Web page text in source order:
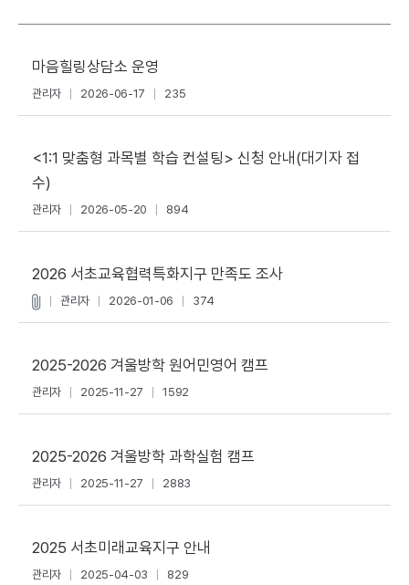
마음힐링상담소 운영
관리자 2026-06-17 235
<1:1 맞춤형 과목별 학습 컨설팅> 신청 안내(대기자 접
수)
관리자 2026-05-20 894
2026 서초교육협력특화지구 만족도 조사
관리자 2026-01-06 374
2025-2026 겨울방학 원어민영어 캠프
관리자 2025-11-27 1592
2025-2026 겨울방학 과학실험 캠프
관리자 2025-11-27 2883
2025 서초미래교육지구 안내
관리자 2025-04-03 829